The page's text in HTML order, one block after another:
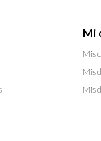
Mi
Mis
Mis
Mis